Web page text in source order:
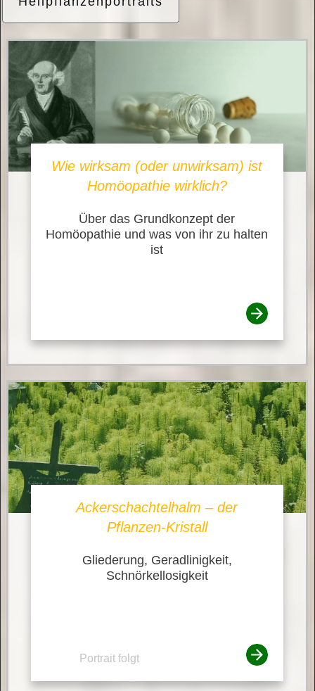
Wie wirksam (oder unwirksam) ist
Homöopathie wirklich?
Über das Grundkonzept der
Homöopathie und was von ihr zu halten
ist
Ackerschachtelhalm – der
Pflanzen-Kristall
Gliederung, Geradlinigkeit,
Schnörkellosigkeit
Portrait folgt